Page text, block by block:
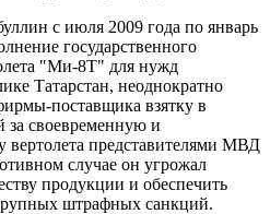
с июля 2009 года по январь
государственного
"Ми-8Т" для нужд
Татарстан, неоднократно
поставщика взятку в
за своевременную и
вертолета представителями МВД
случае он угрожал
продукции и обеспечить
штрафных санкций.